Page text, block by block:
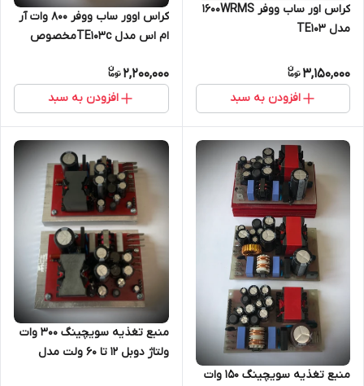
کراس اور ساب ووفر 1600WRMS
مدل TE103
3,150,000
افزودن به سبد
کراس اوور ساب ووفر ۸۰۰ وات آر
ام اس مدل TE103cمخصوص
2,200,000
افزودن به سبد
منبع تغذیه سویچینگ ۱۵۰ وات
منبع تغذیه سویچینگ ۳۰۰ وات
ولتاژ دوبل ۱۲ تا ۶۰ ولت مدل